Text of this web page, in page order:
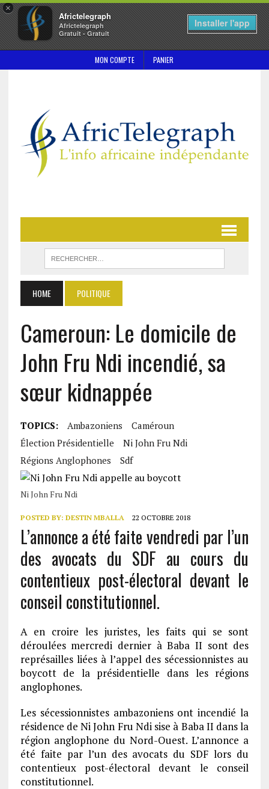
×
Africtelegraph
Africtelegraph
Gratuit - Gratuit
Installer l'app
MON COMPTE PANIER
HOME POLITIQUE
Cameroun: Le domicile de
John Fru Ndi incendié, sa
sœur kidnappée
TOPICS: Ambazoniens
Caméroun
Élection Présidentielle
Ni John Fru Ndi
Régions Anglophones
Sdf
Ni John Fru Ndi
POSTED BY: DESTIN MBALLA 22 OCTOBRE 2018
L’annonce a été faite vendredi par l’un
des avocats du SDF au cours du
contentieux post-électoral devant le
conseil constitutionnel.
A en croire les juristes, les faits qui se sont
déroulées mercredi dernier à Baba II sont des
représailles liées à l’appel des sécessionnistes au
boycott de la présidentielle dans les régions
anglophones.
Les sécessionnistes ambazoniens ont incendié la
résidence de Ni John Fru Ndi sise à Baba II dans la
région anglophone du Nord-Ouest. L’annonce a
été faite par l’un des avocats du SDF lors du
contentieux post-électoral devant le conseil
constitutionnel.